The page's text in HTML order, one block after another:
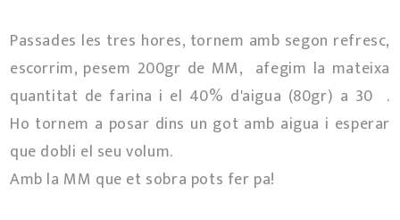
Passades les tres hores, tornem amb segon refresc,
escorrim, pesem 200gr de MM, afegim la mateixa
quantitat de farina i el 40% d'aigua (80gr) a 30º.
Ho tornem a posar dins un got amb aigua i esperar
que dobli el seu volum.
Amb la MM que et sobra pots fer pa!